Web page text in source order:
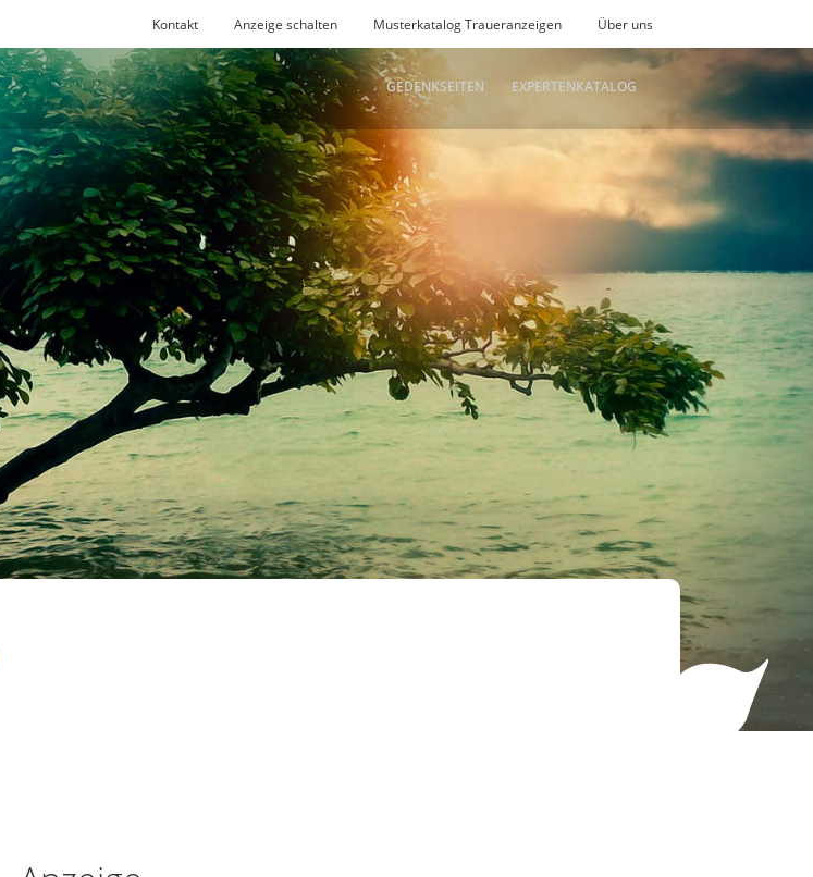
Kontakt Anzeige schalten Musterkatalog Traueranzeigen Über uns
GEDENKSEITEN EXPERTENKATALOG